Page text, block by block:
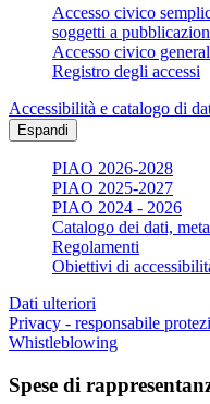
Accesso civico
soggetti a
Accesso civico
Registro degli accessi
Accessibilità e catalogo di
Espandi
PIAO 2026-2028
PIAO 2025-2027
PIAO 2024 - 2026
Catalogo dei dati,
Regolamenti
Obiettivi di
Dati ulteriori
Privacy - responsabile
Whistleblowing
Spese di